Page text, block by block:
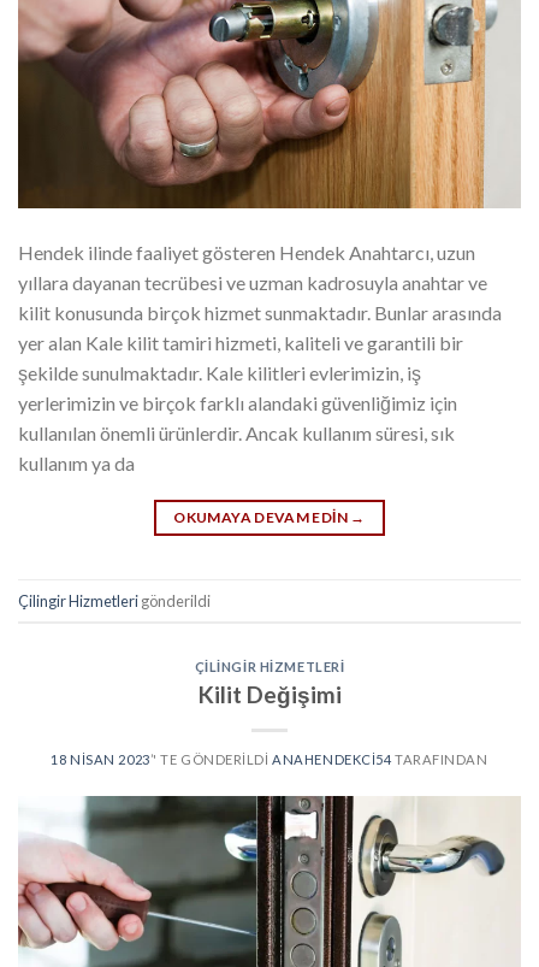
Hendek ilinde faaliyet gösteren Hendek Anahtarcı, uzun
yıllara dayanan tecrübesi ve uzman kadrosuyla anahtar ve
kilit konusunda birçok hizmet sunmaktadır. Bunlar arasında
yer alan Kale kilit tamiri hizmeti, kaliteli ve garantili bir
şekilde sunulmaktadır. Kale kilitleri evlerimizin, iş
yerlerimizin ve birçok farklı alandaki güvenliğimiz için
kullanılan önemli ürünlerdir. Ancak kullanım süresi, sık
kullanım ya da
OKUMAYA DEVAM EDIN →
Çilingir Hizmetlerigönderildi
ÇILINGIR HIZMETLERI
Kilit Değişimi
18 NISAN 2023’' TE GÖNDERILDI ANAHENDEKCI54 TARAFINDAN